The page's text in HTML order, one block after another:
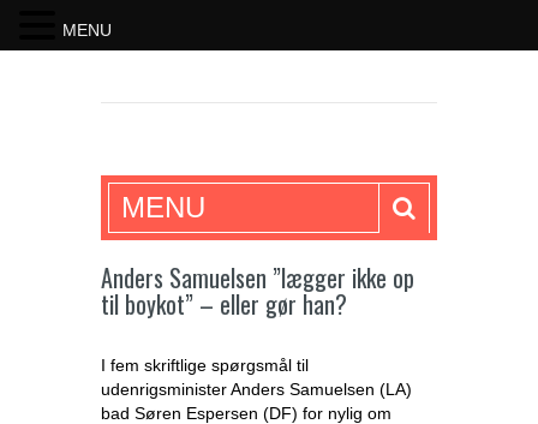
SKRIFTEN
MENU
Anders Samuelsen ”lægger ikke op
til boykot” – eller gør han?
I fem skriftlige spørgsmål til
udenrigsminister Anders Samuelsen (LA)
bad Søren Espersen (DF) for nylig om
MENU